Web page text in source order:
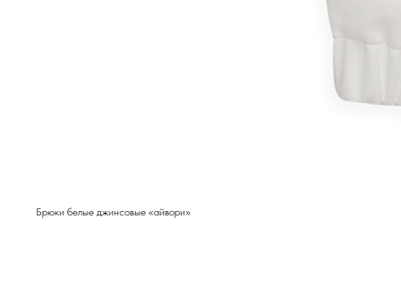
Брюки белые джинсовые «айвори»